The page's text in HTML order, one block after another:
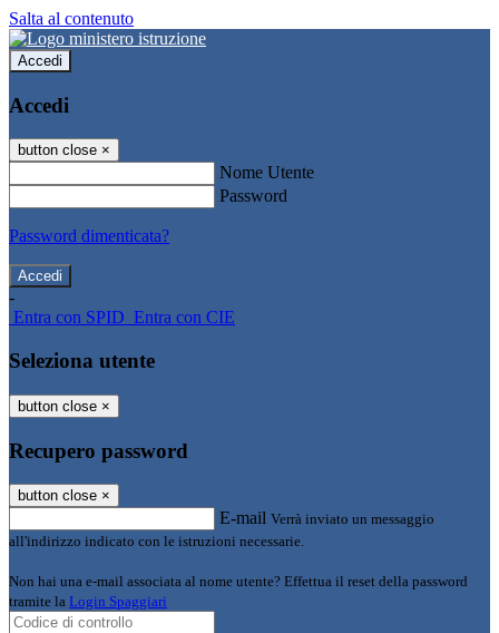
Salta al contenuto
Accedi
Accedi
button close ×
Nome Utente
Password
Password dimenticata?
-
Entra con SPID Entra con CIE
Seleziona utente
button close ×
Recupero password
button close ×
E-mail Verrà inviato un messaggio
all'indirizzo indicato con le istruzioni necessarie.
Non hai una e-mail associata al nome utente? Effettua il reset della password
tramite la Login Spaggiari